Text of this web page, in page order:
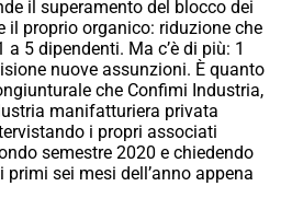
il superamento del blocco dei
il proprio organico: riduzione che
5 dipendenti. Ma c’è di più: 1
nuove assunzioni. È quanto
che Confimi Industria,
manifatturiera privata
i propri associati
semestre 2020 e chiedendo
primi sei mesi dell’anno appena